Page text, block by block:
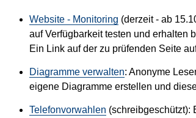
Website - Monitoring (derzeit - ab
auf Verfügbarkeit testen und erhalten
Ein Link auf der zu prüfenden Seite
Diagramme verwalten: Anonyme
eigene Diagramme erstellen und
Telefonvorwahlen (schreibgeschützt):